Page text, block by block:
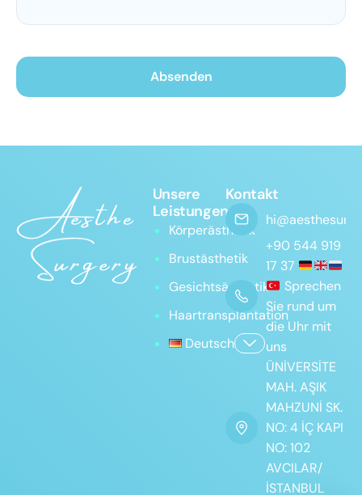
Unsere
Leistungen
Körperästhetik
Brustästhetik
Gesichtsästhetik
Haartransplantation
Deutsch
Kontakt
+90 544 919
17 37
Sprechen
Sie rund um
die Uhr mit
uns
ÜNİVERSİTE
MAH. AŞIK
MAHZUNİ SK.
NO: 4 İÇ KAPI
NO: 102
AVCILAR/
İSTANBUL